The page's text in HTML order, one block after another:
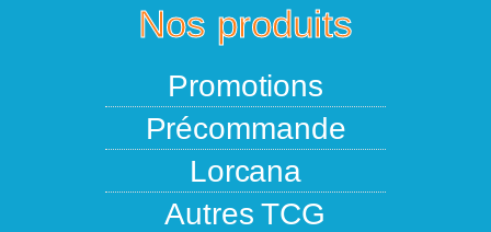
Nos produits
Promotions
Précommande
Lorcana
Autres TCG